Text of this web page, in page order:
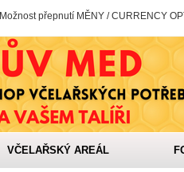
Možnost přepnutí MĚNY / CURRENCY
VČELAŘSKÝ AREÁL